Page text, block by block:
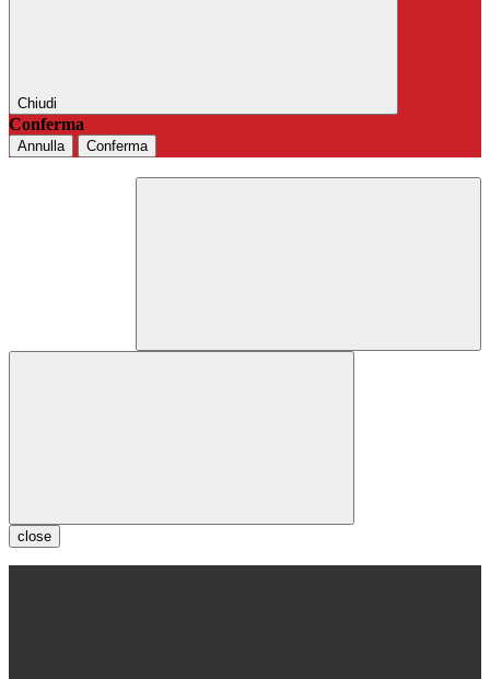
Chiudi
Conferma
Annulla Conferma
close